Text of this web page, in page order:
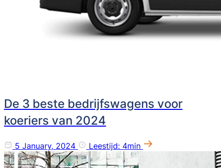
De 3 beste bedrijfswagens voor
koeriers van 2024
5 January, 2024 Leestijd: 4min